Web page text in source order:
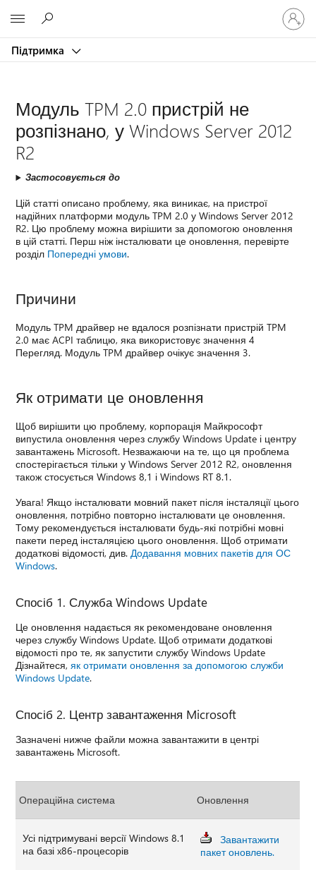
Підтримка
Увійдіть
свій
запис
Модуль TPM 2.0 пристрій не
розпізнано, у Windows Server 2012
R2
Застосовується до
Цій статті описано проблему, яка виникає, на пристрої
надійних платформи модуль TPM 2.0 у Windows Server 2012
R2. Цю проблему можна вирішити за допомогою оновлення
в цій статті. Перш ніж інсталювати це оновлення, перевірте
розділ Попередні умови.
Причини
Модуль TPM драйвер не вдалося розпізнати пристрій TPM
2.0 має ACPI таблицю, яка використовує значення 4
Перегляд. Модуль TPM драйвер очікує значення 3.
Як отримати це оновлення
Щоб вирішити цю проблему, корпорація Майкрософт
випустила оновлення через службу Windows Update і центру
завантажень Microsoft. Незважаючи на те, що ця проблема
спостерігається тільки у Windows Server 2012 R2, оновлення
також стосується Windows 8,1 і Windows RT 8.1.
Увага! Якщо інсталювати мовний пакет після інсталяції цього
оновлення, потрібно повторно інсталювати це оновлення.
Тому рекомендується інсталювати будь-які потрібні мовні
пакети перед інсталяцією цього оновлення. Щоб отримати
додаткові відомості, див.Додавання мовних пакетів для ОС
Windows.
Спосіб 1. Служба Windows Update
Це оновлення надається як рекомендоване оновлення
через службу Windows Update. Щоб отримати додаткові
відомості про те, як запустити службу Windows Update
Дізнайтеся,як отримати оновлення за допомогою служби
Windows Update.
Спосіб 2. Центр завантаження Microsoft
Зазначені нижче файли можна завантажити в центрі
завантажень Microsoft.
Операційна система Оновлення
Усі підтримувані версії Windows 8.1
на базі x86-процесорів
Завантажити
пакет оновлень.